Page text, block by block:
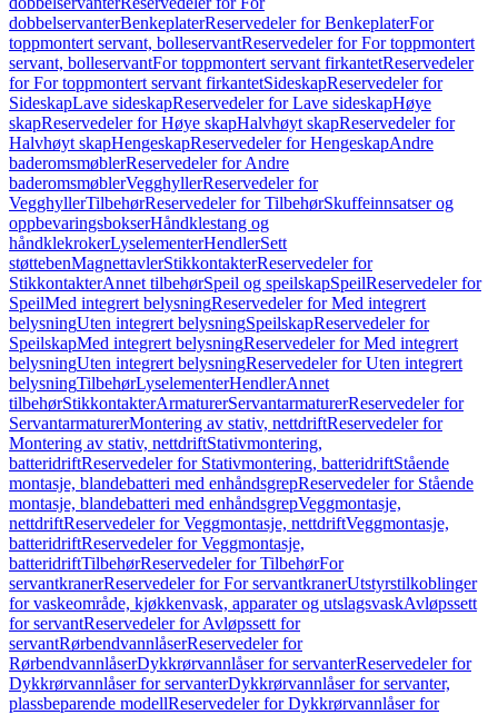
dobbelservanterBenkeplaterReservedeler for BenkeplaterFor
toppmontert servant, bolleservantReservedeler for For toppmontert
servant, bolleservantFor toppmontert servant firkantetReservedeler
for For toppmontert servant firkantetSideskapReservedeler for
SideskapLave sideskapReservedeler for Lave sideskapHøye
skapReservedeler for Høye skapHalvhøyt skapReservedeler for
Halvhøyt skapHengeskapReservedeler for HengeskapAndre
baderomsmøblerReservedeler for Andre
baderomsmøblerVegghyllerReservedeler for
VegghyllerTilbehørReservedeler for TilbehørSkuffeinnsatser og
oppbevaringsbokserHåndklestang og
håndklekrokerLyselementerHendlerSett
støttebenMagnettavlerStikkontakterReservedeler for
StikkontakterAnnet tilbehørSpeil og speilskapSpeilReservedeler for
SpeilMed integrert belysningReservedeler for Med integrert
belysningUten integrert belysningSpeilskapReservedeler for
SpeilskapMed integrert belysningReservedeler for Med integrert
belysningUten integrert belysningReservedeler for Uten integrert
belysningTilbehørLyselementerHendlerAnnet
tilbehørStikkontakterArmaturerServantarmaturerReservedeler for
ServantarmaturerMontering av stativ, nettdriftReservedeler for
Montering av stativ, nettdriftStativmontering,
batteridriftReservedeler for Stativmontering, batteridriftStående
montasje, blandebatteri med enhåndsgrepReservedeler for Stående
montasje, blandebatteri med enhåndsgrepVeggmontasje,
nettdriftReservedeler for Veggmontasje, nettdriftVeggmontasje,
batteridriftReservedeler for Veggmontasje,
batteridriftTilbehørReservedeler for TilbehørFor
servantkranerReservedeler for For servantkranerUtstyrstilkoblinger
for vaskeområde, kjøkkenvask, apparater og utslagsvaskAvløpssett
for servantReservedeler for Avløpssett for
servantRørbendvannlåserReservedeler for
RørbendvannlåserDykkrørvannlåser for servanterReservedeler for
Dykkrørvannlåser for servanterDykkrørvannlåser for servanter,
plassbeparende modellReservedeler for Dykkrørvannlåser for